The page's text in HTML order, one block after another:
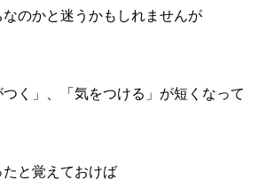
なのかと迷うかもしれませんが
つく」、「気をつける」が短くなって
たと覚えておけば